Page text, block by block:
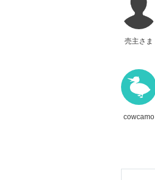
売主さま
cowcamo